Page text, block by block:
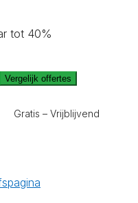
tot 40%
Vergelijk offertes
Gratis – Vrijblijvend